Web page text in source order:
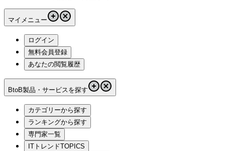
マイメニュー
ログイン
無料会員登録
あなたの閲覧履歴
BtoB製品・サービスを探す
カテゴリーから探す
ランキングから探す
専門家一覧
ITトレンドTOPICS